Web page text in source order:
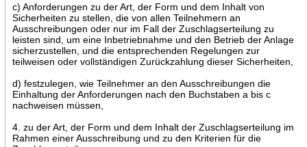
c) Anforderungen zu der Art, der Form und dem Inhalt von
Sicherheiten zu stellen, die von allen Teilnehmern an
Ausschreibungen oder nur im Fall der Zuschlagserteilung zu
leisten sind, um eine Inbetriebnahme und den Betrieb der Anlage
sicherzustellen, und die entsprechenden Regelungen zur
teilweisen oder vollständigen Zurückzahlung dieser Sicherheiten,
d) festzulegen, wie Teilnehmer an den Ausschreibungen die
Einhaltung der Anforderungen nach den Buchstaben a bis c
nachweisen müssen,
4. zu der Art, der Form und dem Inhalt der Zuschlagserteilung im
Rahmen einer Ausschreibung und zu den Kriterien für die